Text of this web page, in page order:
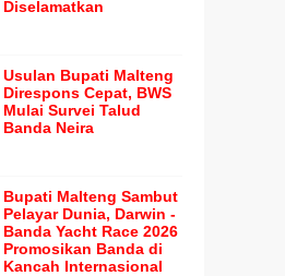
Diselamatkan
Usulan Bupati Malteng
Direspons Cepat, BWS
Mulai Survei Talud
Banda Neira
Bupati Malteng Sambut
Pelayar Dunia, Darwin -
Banda Yacht Race 2026
Promosikan Banda di
Kancah Internasional